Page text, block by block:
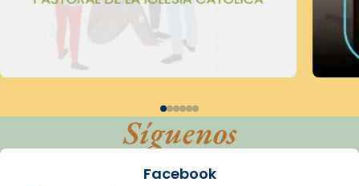
Síguenos
Facebook